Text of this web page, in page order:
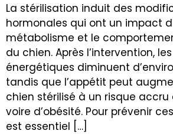
La stérilisation induit des
hormonales qui ont un impact
métabolisme et le
du chien. Après l’intervention,
énergétiques diminuent
tandis que l’appétit peut
chien stérilisé à un risque accru
voire d’obésité. Pour prévenir
est essentiel […]